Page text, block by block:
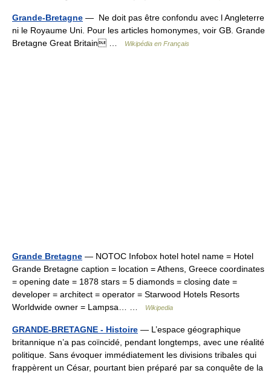
Grande-Bretagne — Ne doit pas être confondu avec l Angleterre
ni le Royaume Uni. Pour les articles homonymes, voir GB. Grande
Bretagne Great Britain …
Wikipédia en Français
Grande Bretagne — NOTOC Infobox hotel hotel name = Hotel
Grande Bretagne caption = location = Athens, Greece coordinates
= opening date = 1878 stars = 5 diamonds = closing date =
developer = architect = operator = Starwood Hotels Resorts
Worldwide owner = Lampsa… …
Wikipedia
GRANDE-BRETAGNE - Histoire — L’espace géographique
britannique n’a pas coïncidé, pendant longtemps, avec une réalité
politique. Sans évoquer immédiatement les divisions tribales qui
frappèrent un César, pourtant bien préparé par sa conquête de la